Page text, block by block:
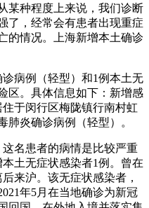
某种程度上来说，我们诊断
了，经常会有患者出现重症
的情况。上海新增本土确诊
病例（轻型）和1例本土无
区。具体信息如下：新增感
于闵行区梅陇镇行南村虹
肺炎确诊病例（轻型）。
这名患者的病情是比较严重
土无症状感染者1例。曾在
来沪。该无症状感染者，
年5月在当地确诊为新冠